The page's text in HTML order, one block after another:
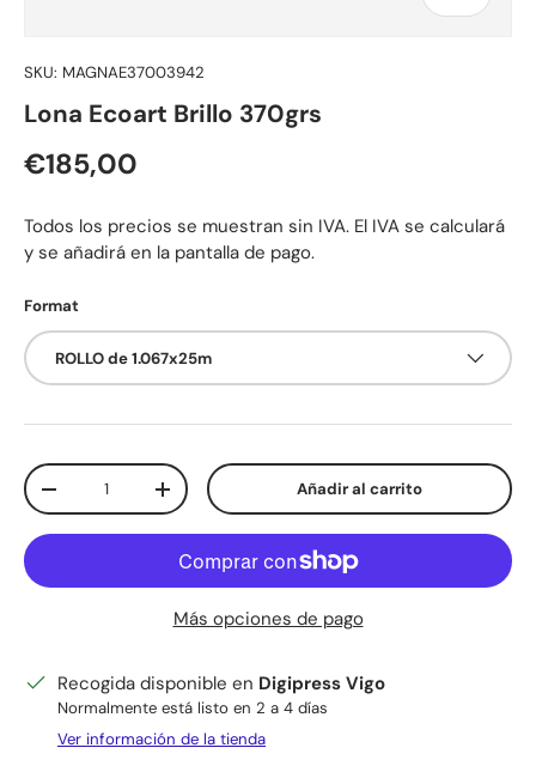
SKU: MAGNAE37003942
Lona Ecoart Brillo 370grs
Precio normal
€185,00
Todos los precios se muestran sin IVA. El IVA se calculará
y se añadirá en la pantalla de pago.
Format
ROLLO de 1.067x25m
Cant.
Disminuir cantidadAumentar la cantidadAñadir al carrito
Más opciones de pago
Recogida disponible en Digipress Vigo
Normalmente está listo en 2 a 4 días
Ver información de la tienda